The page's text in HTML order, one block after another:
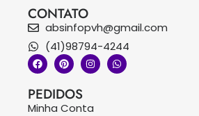
CONTATO
absinfopvh@gmail.com
(41)98794-4244
PEDIDOS
Minha Conta